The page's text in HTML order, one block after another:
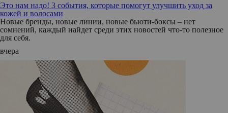
Это нам надо! 3 события, которые помогут улучшить уход за
кожей и волосами
Новые бренды, новые линии, новые бьюти-боксы – нет
сомнений, каждый найдет среди этих новостей что-то полезное
для себя.
вчера